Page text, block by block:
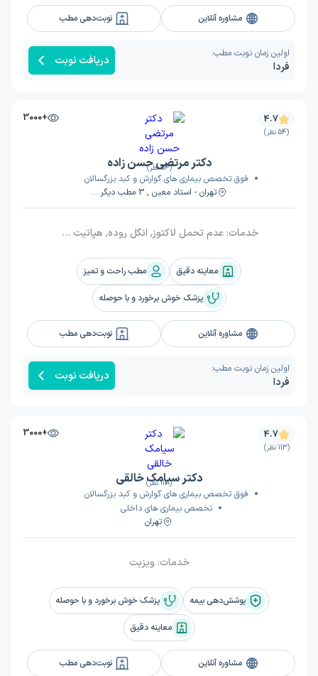
مشاوره آنلاین نوبت‌دهی مطب
اولین زمان نوبت مطب:
فردا دریافت نوبت
(54 نظر)
+3000 4.7
(54 نظر)
دکتر مرتضی حسن زاده
فوق تخصص بیماری های گوارش و کبد بزرگسالان
تهران - استاد معین , 3 مطب دیگر ...
خدمات: عدم تحمل لاکتوز, انگل روده, هپاتیت ب, پولیپکتومی (جراحی برداشتن پولیپ), پانکراس و لوزالمعده, رفلاکس معده, کرون, سیروز کبدی, گوارش و روده, اندوسونوگرافی, روده, اسپاسم مری, سرطان کبد, بوتاکس معده, اسهال, کبد چرب, زخم معده, عدم تحمل گلوتن (حساسیت به گلوتن), کولونوسکوپی, میکروب معده, آبسه کبد, التهاب روده, معده, حساسیت غذایی, هپاتیت, زخم اثنی عشر, سلیاک, خون, سرطان کولون, کیسه صفرا, کولیت روده, معده درد, آنتروسکوپی
معاینه دقیق مطب راحت و تمیز
پزشک خوش برخورد و با حوصله
مشاوره آنلاین نوبت‌دهی مطب
اولین زمان نوبت مطب:
فردا دریافت نوبت
(113 نظر)
+3000 4.7
(113 نظر)
دکتر سیامک خالقی
فوق تخصص بیماری های گوارش و کبد بزرگسالان
تخصص بیماری های داخلی
تهران
خدمات:ویزیت
پوشش‌دهی بیمه پزشک خوش برخورد و با حوصله
معاینه دقیق
مشاوره آنلاین نوبت‌دهی مطب